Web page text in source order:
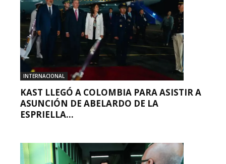
INTERNACIONAL
KAST LLEGÓ A COLOMBIA PARA ASISTIR A
ASUNCIÓN DE ABELARDO DE LA
ESPRIELLA...